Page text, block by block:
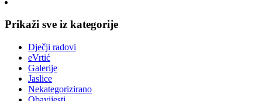
Prikaži sve iz kategorije
Dječji radovi
eVrtić
Galerije
Jaslice
Nekategorizirano